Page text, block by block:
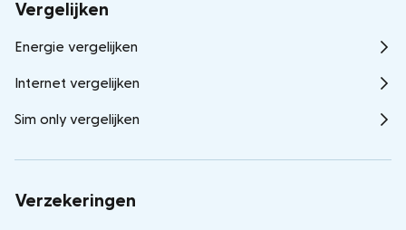
Vergelijken
Energie vergelijken
Internet vergelijken
Sim only vergelijken
Verzekeringen